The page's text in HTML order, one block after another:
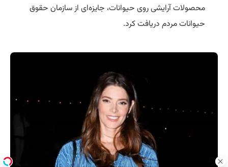
محصولات آرایشی روی حیوانات، جایزه‌ای از سازمان حقوق
حیوانات مردم دریافت کرد.